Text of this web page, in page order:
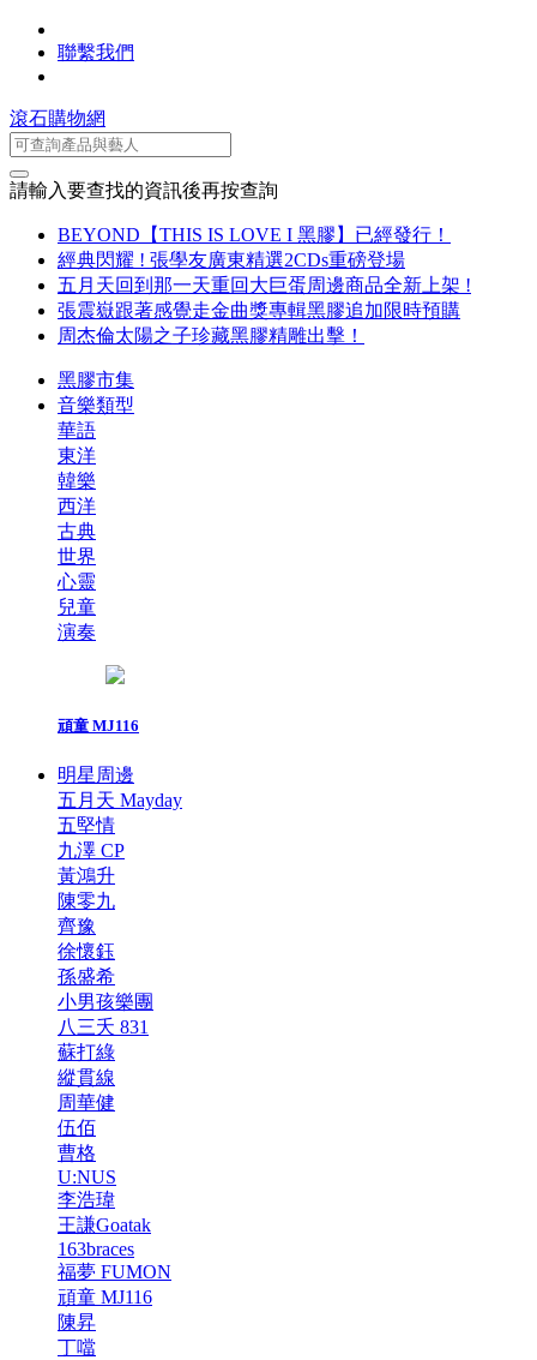
聯繫我們
滾石購物網
請輸入要查找的資訊後再按查詢
BEYOND【THIS IS LOVE I 黑膠】已經發行！
經典閃耀 ! 張學友廣東精選2CDs重磅登場
五月天回到那一天重回大巨蛋周邊商品全新上架 !
張震嶽跟著感覺走金曲獎專輯黑膠追加限時預購
周杰倫太陽之子珍藏黑膠精雕出擊！
黑膠市集
音樂類型
華語
東洋
韓樂
西洋
古典
世界
心靈
兒童
演奏
頑童 MJ116
明星周邊
五月天 Mayday
五堅情
九澤 CP
黃鴻升
陳零九
齊豫
徐懷鈺
孫盛希
小男孩樂團
八三夭 831
蘇打綠
縱貫線
周華健
伍佰
曹格
U:NUS
李浩瑋
王謙Goatak
163braces
福夢 FUMON
頑童 MJ116
陳昇
丁噹